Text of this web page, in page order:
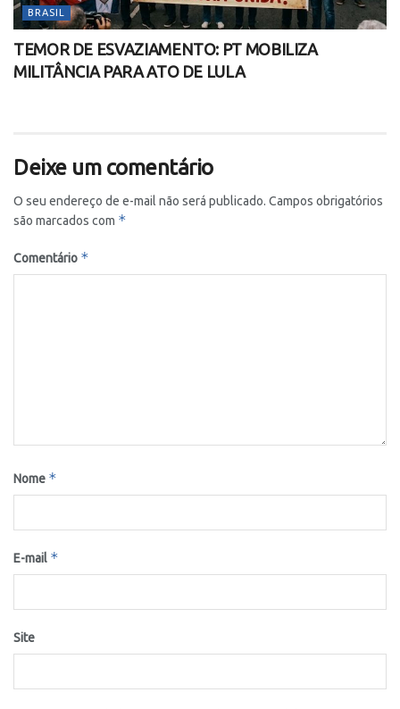
BRASIL
TEMOR DE ESVAZIAMENTO: PT MOBILIZA
MILITÂNCIA PARA ATO DE LULA
Deixe um comentário
O seu endereço de e-mail não será publicado. Campos obrigatórios
são marcados com *
Comentário *
Nome *
E-mail *
Site